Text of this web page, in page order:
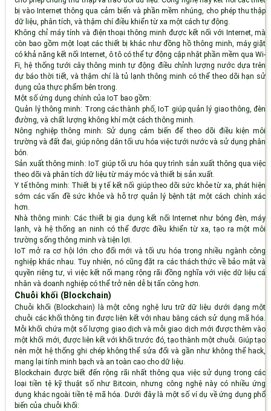
bị vào Internet thông qua cảm biến và phần mềm nhúng, cho phép thu thập
dữ liệu, phân tích, và thậm chí điều khiển từ xa một cách tự động.
Không chỉ máy tính và điện thoại thông minh được kết nối với Internet, mà
còn bao gồm một loạt các thiết bị khác như đồng hồ thông minh, máy giặt
có khả năng kết nối Internet, ô tô có thể tự động cập nhật phần mềm qua Wi-
Fi, hệ thống tưới cây thông minh tự động điều chỉnh lượng nước dựa trên
dự báo thời tiết, và thậm chí là tủ lạnh thông minh có thể theo dõi hạn sử
dụng của thực phẩm bên trong.
Một số ứng dụng chính của IoT bao gồm:
Quản lý thông minh: Trong các thành phố, IoT giúp quản lý giao thông, đèn
đường, và chất lượng không khí một cách thông minh.
Nông nghiệp thông minh: Sử dụng cảm biến để theo dõi điều kiện môi
trường và đất đai, giúp nông dân tối ưu hóa việc tưới nước và sử dụng phân
bón.
Sản xuất thông minh : IoT giúp tối ưu hóa quy trình sản xuất thông qua việc
theo dõi và phân tích dữ liệu từ máy móc và thiết bị sản xuất.
Y tế thông minh: Thiết bị y tế kết nối giúp theo dõi sức khỏe từ xa, phát hiện
sớm các vấn đề sức khỏe và hỗ trợ quản lý bệnh tật một cách chính xác
hơn.
Nhà thông minh: Các thiết bị gia dụng kết nối Internet như bóng đèn, máy
lạnh, và hệ thống an ninh có thể được điều khiển từ xa, tạo ra một môi
trường sống thông minh và tiện lợi.
IoT mở ra cơ hội lớn cho đổi mới và tối ưu hóa trong nhiều ngành công
nghiệp khác nhau. Tuy nhiên, nó cũng đặt ra các thách thức về bảo mật và
quyền riêng tư, vì việc kết nối mạng rộng rãi đồng nghĩa với việc dữ liệu cá
nhân và doanh nghiệp có thể trở nên dễ bị tấn công hơn.
Chuỗi khối (Blockchain)
Chuỗi khối (Blockchain) là một công nghệ lưu trữ dữ liệu dưới dạng một
chuỗi các khối thông tin được liên kết với nhau bằng cách sử dụng mã hóa.
Mỗi khối chứa một số lượng giao dịch và mỗi giao dịch mới được thêm vào
một khối mới, được liên kết với khối trước đó, tạo thành một chuỗi. Giúp tạo
nên một hệ thống ghi chép không thể sửa đổi và gần như không thể hack,
mang lại tính minh bạch và an toàn cao cho dữ liệu.
Blockchain được biết đến rộng rãi nhất thông qua việc sử dụng trong các
loại tiền tệ kỹ thuật số như Bitcoin, nhưng công nghệ này có nhiều ứng
dụng khác ngoài tiền tệ mã hóa. Dưới đây là một số ví dụ về ứng dụng phổ
biến của chuỗi khối: